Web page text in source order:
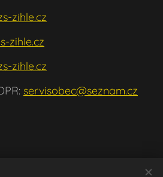
zihle.cz
zihle.cz
zihle.cz
servisobec@seznam.cz